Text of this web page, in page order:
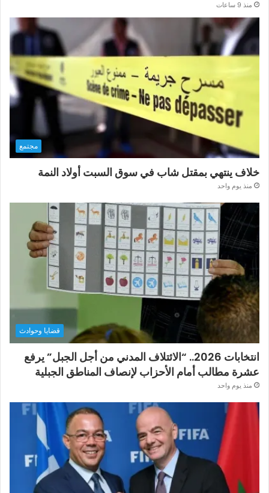
منذ 9 ساعات
مجتمع
خلاف ينتهي بمقتل شاب في سوق السبت أولاد النمة
منذ يوم واحد
قضايا وحوادث
انتخابات 2026.. “الائتلاف المدني من أجل الجبل” يرفع
عشرة مطالب أمام الأحزاب لإنصاف المناطق الجبلية
منذ يوم واحد